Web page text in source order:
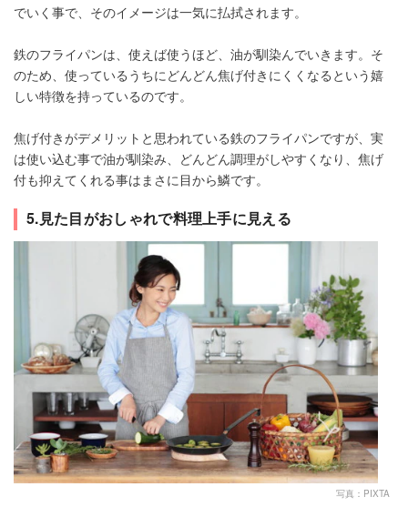
でいく事で、そのイメージは一気に払拭されます。
鉄のフライパンは、使えば使うほど、油が馴染んでいきます。そ
のため、使っているうちにどんどん焦げ付きにくくなるという嬉
しい特徴を持っているのです。
焦げ付きがデメリットと思われている鉄のフライパンですが、実
は使い込む事で油が馴染み、どんどん調理がしやすくなり、焦げ
付も抑えてくれる事はまさに目から鱗です。
5.見た目がおしゃれで料理上手に見える
写真：PIXTA